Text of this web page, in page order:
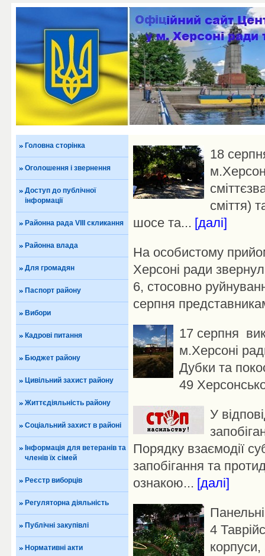
Головна сторінка
Оголошення і звернення
Доступ до публічної
інформації
Районна рада VIII скликання
Районна влада
Для громадян
Паспорт району
Вибори
Кадрові питання
Бюджет району
Цивільний захист району
Життєдіяльність району
Соціальний захист в районі
Інформація для ветеранів та
членів їх сімей
Реєстр виборців
Регуляторна діяльність
Публічні закупівлі
Нормативні акти
18
сміття)
шосе та... [далі]
На особистому
Херсоні ради
6, стосовно
серпня
17 серпня
м.Херсоні
Дубки та
49
У
Порядку взаємодії
запобігання та
ознакою... [далі]
4